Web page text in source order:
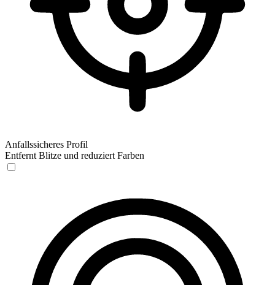
Anfallssicheres Profil
Entfernt Blitze und reduziert Farben